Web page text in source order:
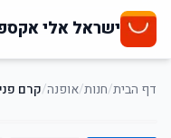
ישראל אלי
דף הבית/חנות/אופנה/קרם